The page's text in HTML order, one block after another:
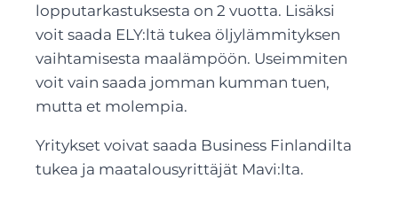
lopputarkastuksesta on 2 vuotta. Lisäksi
voit saada ELY:ltä tukea öljylämmityksen
vaihtamisesta maalämpöön. Useimmiten
voit vain saada jomman kumman tuen,
mutta et molempia.
Yritykset voivat saada Business Finlandilta
tukea ja maatalousyrittäjät Mavi:lta.